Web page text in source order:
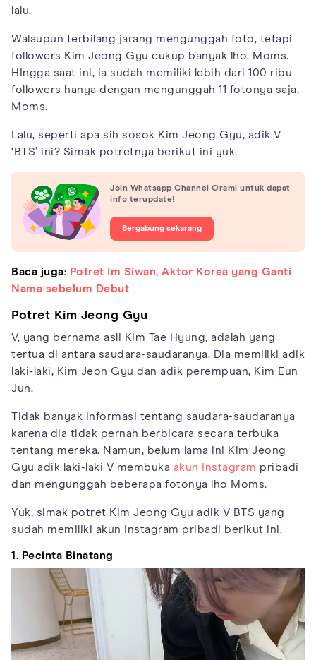
lalu.
Walaupun terbilang jarang mengunggah foto, tetapi
followers Kim Jeong Gyu cukup banyak lho, Moms.
HIngga saat ini, ia sudah memiliki lebih dari 100 ribu
followers hanya dengan mengunggah 11 fotonya saja,
Moms.
Lalu, seperti apa sih sosok Kim Jeong Gyu, adik V
‘BTS’ ini? Simak potretnya berikut ini yuk.
Join Whatsapp Channel Orami untuk dapat
info terupdate!
Bergabung sekarang
Baca juga: Potret Im Siwan, Aktor Korea yang Ganti
Nama sebelum Debut
Potret Kim Jeong Gyu
V, yang bernama asli Kim Tae Hyung, adalah yang
tertua di antara saudara-saudaranya. Dia memiliki adik
laki-laki, Kim Jeon Gyu dan adik perempuan, Kim Eun
Jun.
Tidak banyak informasi tentang saudara-saudaranya
karena dia tidak pernah berbicara secara terbuka
tentang mereka. Namun, belum lama ini Kim Jeong
Gyu adik laki-laki V membuka akun Instagram pribadi
dan mengunggah beberapa fotonya lho Moms.
Yuk, simak potret Kim Jeong Gyu adik V BTS yang
sudah memiliki akun Instagram pribadi berikut ini.
1. Pecinta Binatang